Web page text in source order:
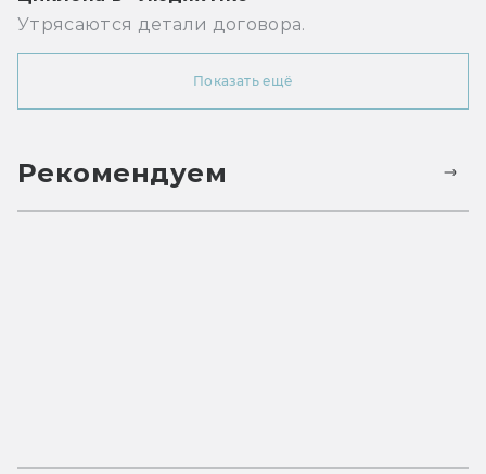
Утрясаются детали договора.
Показать ещё
Рекомендуем